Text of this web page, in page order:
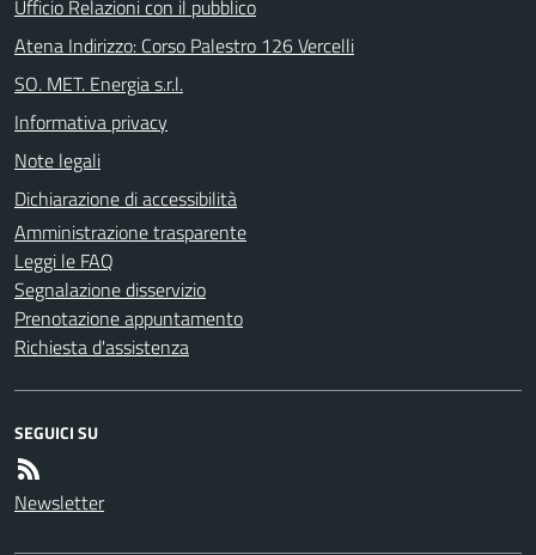
Ufficio Relazioni con il pubblico
Atena Indirizzo: Corso Palestro 126 Vercelli
SO. MET. Energia s.r.l.
Informativa privacy
Note legali
Dichiarazione di accessibilità
Amministrazione trasparente
Leggi le FAQ
Segnalazione disservizio
Prenotazione appuntamento
Richiesta d'assistenza
SEGUICI SU
Newsletter